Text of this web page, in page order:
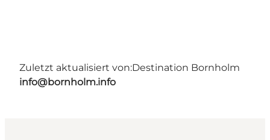
Zuletzt aktualisiert von:Destination Bornholm
info@bornholm.info